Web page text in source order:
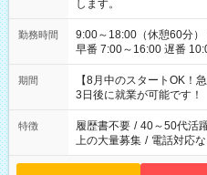
します。
勤務時間
9:00～18:00（休憩60分） ■ご希望があれば下記シフトもOK！
早番 7:00～16:00 遅番 10:00
と休みを合わせたい」 「
「できれば残業はしたく
ね。 ※Wワーク希望の方へ 今ご覧のお仕事で希望する勤務時間
と、もう1つのお仕事の
合は応募できません。
期間
【8月中のスタートOK
3日後に就業が可能です！
特徴 履歴書不要 / 40～50代活
上の大量募集 / 電話対応な